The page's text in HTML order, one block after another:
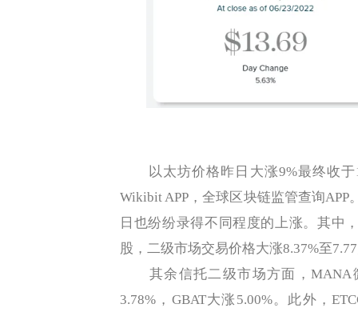
以太坊价格昨日大涨9%最终收于
Wikibit APP，全球区块链监管查询
日也纷纷录得不同程度的上涨。其中
股，二级市场交易价格大涨8.37%至
其余信托二级市场方面，MANA微
3.78%，GBAT大涨5.00%。此外，